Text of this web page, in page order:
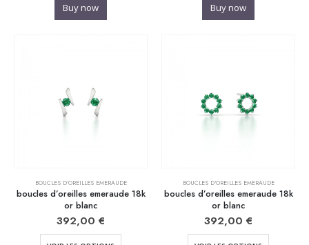
Buy now Buy now
BOUCLES D'OREILLES EMERAUDE
boucles d’oreilles emeraude 18k
or blanc
392,00 €
BOUCLES D'OREILLES EMERAUDE
boucles d’oreilles emeraude 18k
or blanc
392,00 €